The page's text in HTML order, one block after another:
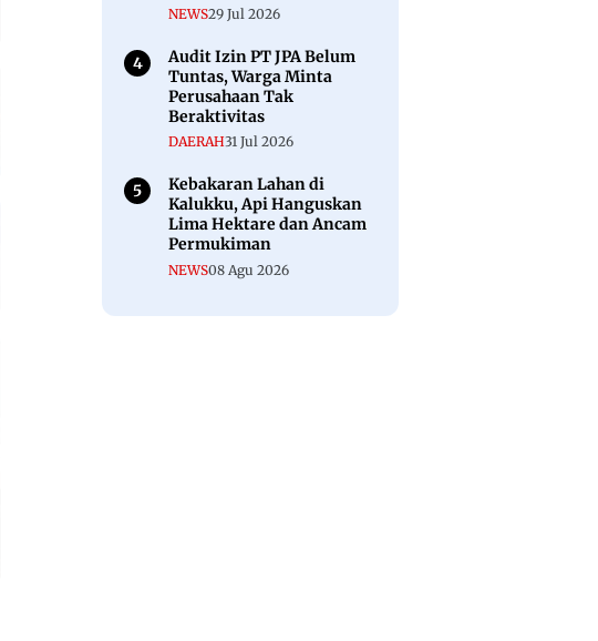
NEWS29 Jul 2026
Audit Izin PT JPA Belum
Tuntas, Warga Minta
Perusahaan Tak
Beraktivitas
DAERAH31 Jul 2026
Kebakaran Lahan di
Kalukku, Api Hanguskan
Lima Hektare dan Ancam
Permukiman
NEWS08 Agu 2026